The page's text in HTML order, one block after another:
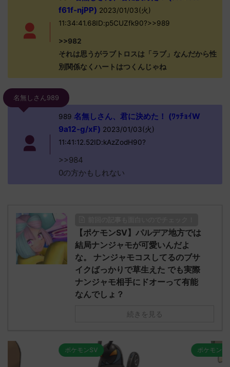
f61f-njPP) 2023/01/03(火)
11:34:41.68ID:p5CUZfk90?>>989
>>982
それは思うがラブトロスは「ラブ」なんだから性
別関係なくハートはつくんじゃね
名無しさん989
989 名無しさん、君に決めた！ (ﾜｯﾁｮｲW
9a12-g/xF) 2023/01/03(火)
11:41:12.52ID:kAzZodH90?
>>984
0の方かもしれない
【ポケモンSV】パルデア地方では
結局ナンジャモが可愛いんだよ
な。 ナンジャモコスしてるのブサ
イクばっかりで草生えた でも実際
ナンジャモ相手にドオーって有能
なんでしょ？
続きを見る
ポケモンSV ポケモンSV